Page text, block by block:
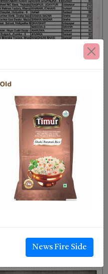
News Fire Side